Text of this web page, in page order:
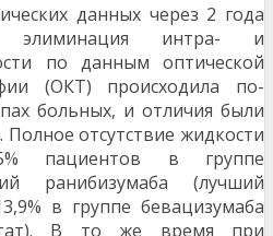
данных через 2 года
элиминация интра- и
по данным оптической
(ОКТ) происходила по-
больных, и отличия были
отсутствие жидкости
пациентов в группе
ранибизумаба (лучший
в группе бевацизумаба
В то же время при